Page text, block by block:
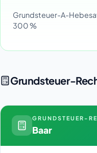
Grundsteuer-A-
300 %
Grundsteuer-
GRUNDSTEUER-
Baar